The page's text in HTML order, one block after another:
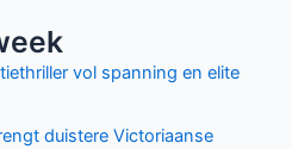
vol spanning en elite
duistere Victoriaanse